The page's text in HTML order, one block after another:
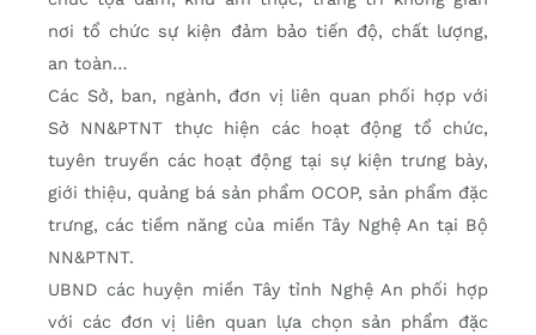
nơi tổ chức sự kiện đảm bảo tiến độ, chất lượng,
an toàn…
Các Sở, ban, ngành, đơn vị liên quan phối hợp với
Sở NN&PTNT thực hiện các hoạt động tổ chức,
tuyên truyền các hoạt động tại sự kiện trưng bày,
giới thiệu, quảng bá sản phẩm OCOP, sản phẩm đặc
trưng, các tiềm năng của miền Tây Nghệ An tại Bộ
NN&PTNT.
UBND các huyện miền Tây tỉnh Nghệ An phối hợp
với các đơn vị liên quan lựa chọn sản phẩm đặc